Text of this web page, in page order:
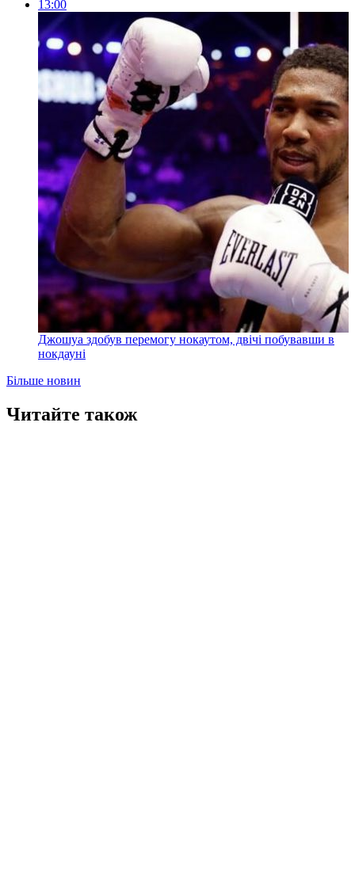
13:00
Джошуа здобув перемогу нокаутом, двічі побувавши в
нокдауні
Більше новин
Читайте також